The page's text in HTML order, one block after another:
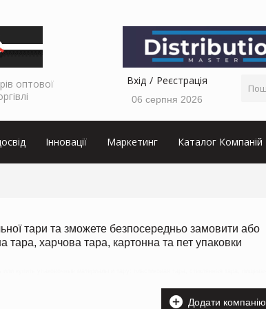
оптової
Вхід Реєстрація
06 серпня 2026
Інновації Маркетинг Каталог Компаній
тари та зможете безпосередньо замовити або
тара, харчова тара, картонна та пет упаковки
Додати компанію